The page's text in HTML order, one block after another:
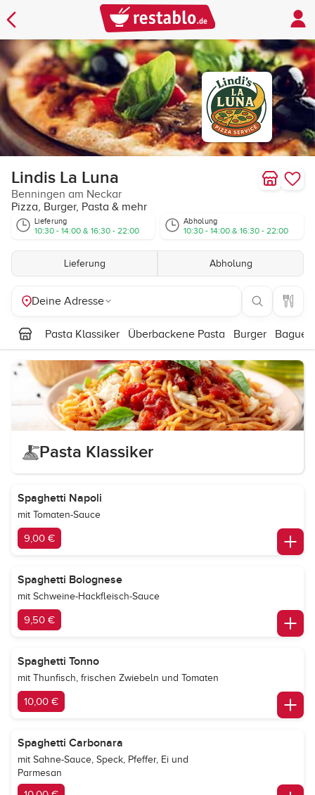
Lindis La Luna
Benningen am Neckar
Pizza, Burger, Pasta & mehr
Lieferung
10:30 - 14:00 & 16:30 - 22:00
Abholung
10:30 - 14:00 & 16:30 - 22:00
Lieferung Abholung
Deine Adresse
Pasta Klassiker Überbackene Pasta Burger
Pasta Klassiker
Spaghetti Napoli
mit Tomaten-Sauce
9,00 €
Spaghetti Bolognese
mit Schweine-Hackfleisch-Sauce
9,50 €
Spaghetti Tonno
mit Thunfisch, frischen Zwiebeln und Tomaten
10,00 €
Spaghetti Carbonara
mit Sahne-Sauce, Speck, Pfeffer, Ei und
Parmesan